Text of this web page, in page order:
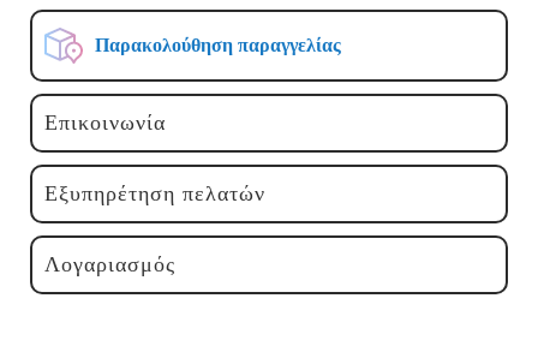
Παρακολούθηση παραγγελίας
Επικοινωνία
Εξυπηρέτηση πελατών
Λογαριασμός